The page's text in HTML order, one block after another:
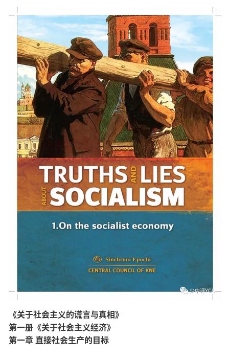
《关于社会主义的谎言与真相》
第一册《关于社会主义经济》
第一章 直接社会生产的目标